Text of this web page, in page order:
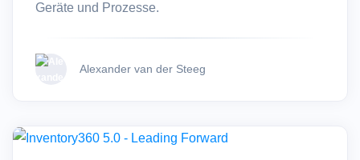
Geräte und Prozesse.
Alexander van der Steeg